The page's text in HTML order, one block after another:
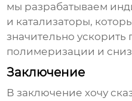
мы разрабатываем
и катализаторы,
значительно ускорить
полимеризации и
Заключение
В заключение хочу